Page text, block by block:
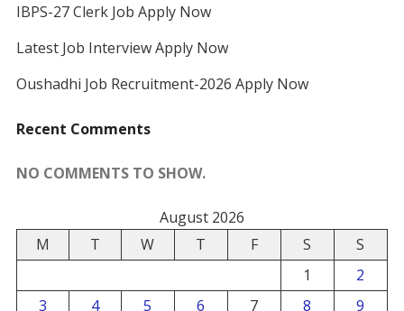
IBPS-27 Clerk Job Apply Now
Latest Job Interview Apply Now
Oushadhi Job Recruitment-2026 Apply Now
Recent Comments
NO COMMENTS TO SHOW.
August 2026
M
T W T F S
S
1
2
3
4 5 6 7 8 9